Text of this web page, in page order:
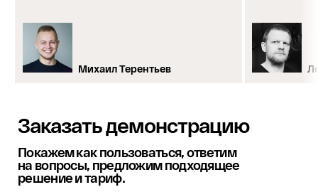
Михаил Терентьев
Заказать демонстрацию
Покажем как пользоваться, ответим
на вопросы, предложим подходящее
решение и тариф.
обработку